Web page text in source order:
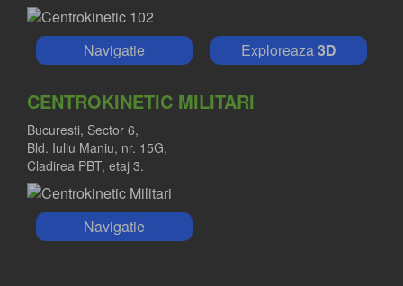
Navigatie Exploreaza3D
CENTROKINETIC MILITARI
Bucuresti, Sector 6,
Bld. Iuliu Maniu, nr. 15G,
Cladirea PBT, etaj 3.
Navigatie